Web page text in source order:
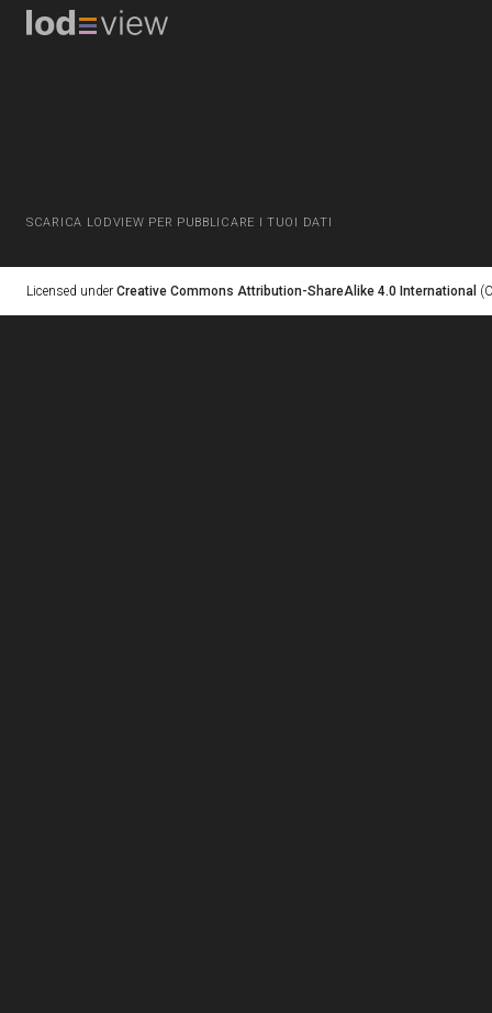
SCARICA LODVIEW PER PUBBLICARE I TUOI DATI
Licensed under Creative Commons Attribution-ShareAlike 4.0 International